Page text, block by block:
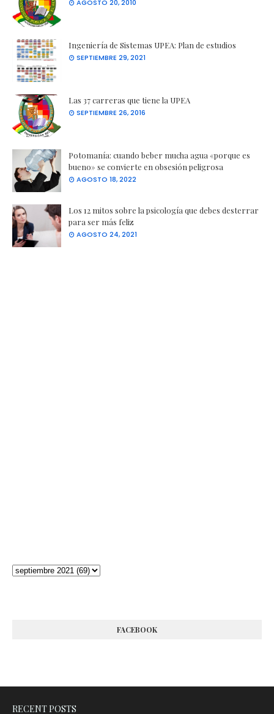
AGOSTO 20, 2010
Ingeniería de Sistemas UPEA: Plan de estudios
SEPTIEMBRE 29, 2021
Las 37 carreras que tiene la UPEA
SEPTIEMBRE 26, 2016
Potomanía: cuando beber mucha agua «porque es
bueno» se convierte en obsesión peligrosa
AGOSTO 18, 2022
Los 12 mitos sobre la psicología que debes desterrar
para ser más feliz
AGOSTO 24, 2021
FACEBOOK
RECENT POSTS